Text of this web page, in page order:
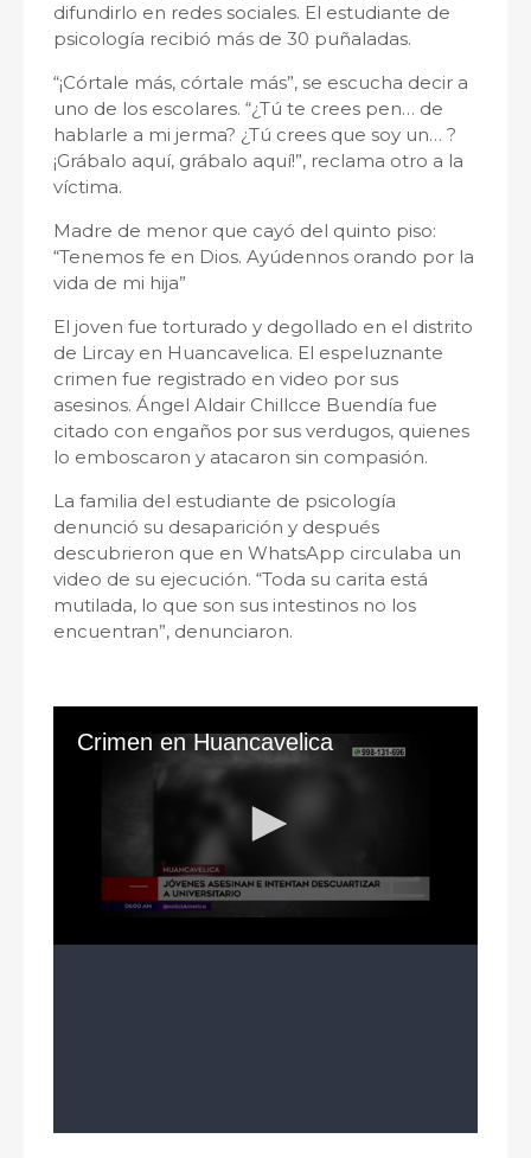
difundirlo en redes sociales. El estudiante de
psicología recibió más de 30 puñaladas.
“¡Córtale más, córtale más”, se escucha decir a
uno de los escolares. “¿Tú te crees pen… de
hablarle a mi jerma? ¿Tú crees que soy un… ?
¡Grábalo aquí, grábalo aquí!”, reclama otro a la
víctima.
Madre de menor que cayó del quinto piso:
“Tenemos fe en Dios. Ayúdennos orando por la
vida de mi hija”
El joven fue torturado y degollado en el distrito
de Lircay en Huancavelica. El espeluznante
crimen fue registrado en video por sus
asesinos. Ángel Aldair Chillcce Buendía fue
citado con engaños por sus verdugos, quienes
lo emboscaron y atacaron sin compasión.
La familia del estudiante de psicología
denunció su desaparición y después
descubrieron que en WhatsApp circulaba un
video de su ejecución. “Toda su carita está
mutilada, lo que son sus intestinos no los
encuentran”, denunciaron.